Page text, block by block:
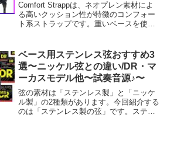
Comfort Strappは、ネオプレン素材によ
る高いクッション性が特徴のコンフォー
ト系ストラップです。重いベースを使う
リット・デメリット、どんなベーシスト
におすすめなのかを解説します
ベース用ステンレス弦おすすめ3
選〜ニッケル弦との違い/DR・マ
ーカスモデル他〜試奏音源♪〜
弦の素材は「ステンレス製」と「ニッケ
ル製」の2種類があります。今回紹介する
のは「ステンレス製の弦」です。ステン